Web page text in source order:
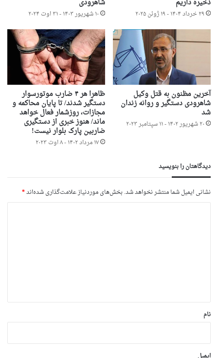
ذخیره داریم
۲۹ خرداد ۱۴۰۴ - ۱۹ ژوئن ۲۰۲۵
شاهرودی
۱۰ شهریور ۱۴۰۳ - ۳۱ اوت ۲۰۲۴
آخرین مظنون به قتل وکیل
شاهرودی دستگیر و روانه زندان
شد
۲۰ شهریور ۱۴۰۲ - ۱۱ سپتامبر ۲۰۲۳
ظاهرا هر ۴ ضارب موتورسوار
دستگیر شدند/ تا پایان محاکمه و
مجازات، روزشمار فعال خواهد
ماند/ هنوز خبری از دستگیری
ضاربین پارک بلوار نیست!
۱۷ مرداد ۱۴۰۲ - ۸ اوت ۲۰۲۳
دیدگاهتان را بنویسید
نشانی ایمیل شما منتشر نخواهد شد.بخش‌های موردنیاز علامت‌گذاری شده‌اند*
نام
ایمیل